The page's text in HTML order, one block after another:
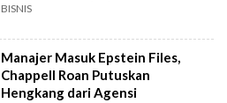
BISNIS
Manajer Masuk Epstein Files,
Chappell Roan Putuskan
Hengkang dari Agensi